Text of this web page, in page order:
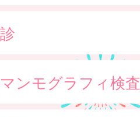
ンモグラフィ検